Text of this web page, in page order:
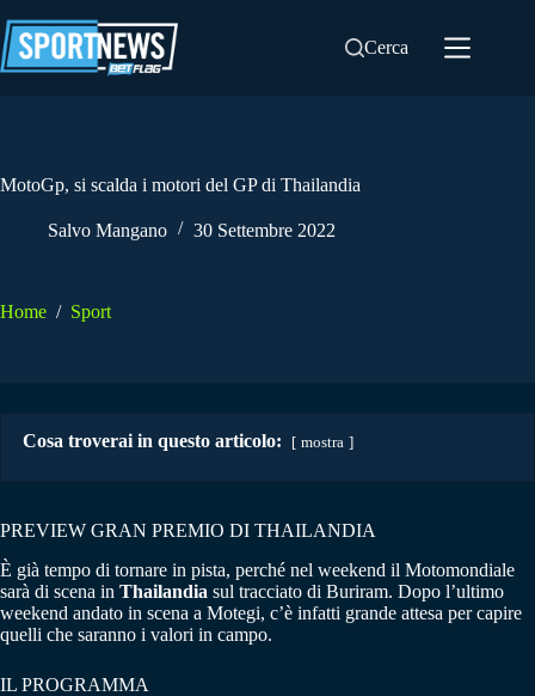
al
contenuto
Cerca
MotoGp, si scalda i motori del GP di Thailandia
Salvo Mangano 30 Settembre 2022
Home / Sport
Cosa troverai in questo articolo: mostra
PREVIEW GRAN PREMIO DI THAILANDIA
È già tempo di tornare in pista, perché nel weekend il Motomondiale
sarà di scena in Thailandia sul tracciato di Buriram. Dopo l’ultimo
weekend andato in scena a Motegi, c’è infatti grande attesa per capire
quelli che saranno i valori in campo.
IL PROGRAMMA